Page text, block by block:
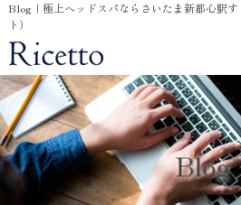
Blog｜極上ヘッドスパならさいたま新都心駅
ト）
Blog